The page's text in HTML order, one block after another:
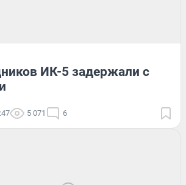
ИК-5 задержали с
5 071 6